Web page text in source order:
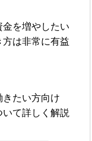
を増やしたい
は非常に有益
たい方向け
て詳しく解説